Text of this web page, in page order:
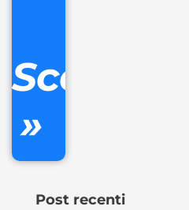
Scopri
»
Post recenti